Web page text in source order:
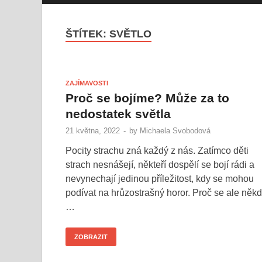
ŠTÍTEK: SVĚTLO
ZAJÍMAVOSTI
Proč se bojíme? Může za to
nedostatek světla
21 května, 2022 - by Michaela Svobodová
Pocity strachu zná každý z nás. Zatímco děti
strach nesnášejí, někteří dospělí se bojí rádi a
nevynechají jedinou příležitost, kdy se mohou
podívat na hrůzostrašný horor. Proč se ale
…
ZOBRAZIT